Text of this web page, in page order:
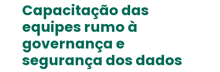
Capacitação das
equipes rumo à
governança e
segurança dos dados